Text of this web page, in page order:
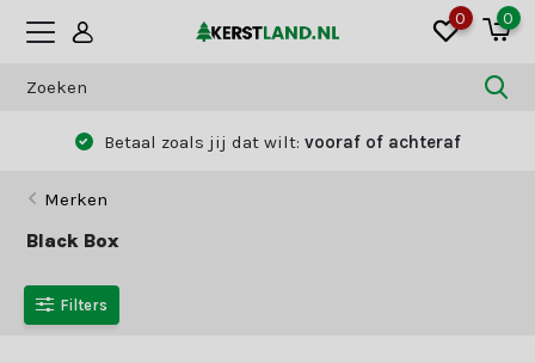
0 0
Betaal zoals jij dat wilt: vooraf of achteraf
Merken
Black Box
Filters